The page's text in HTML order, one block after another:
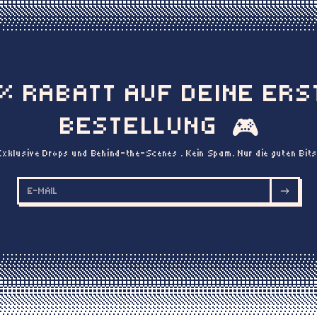
RABATT AUF DEINE
BESTELLUNG
🎮
Drops und Behind-the-Scenes . Kein Spam. Nur die guten